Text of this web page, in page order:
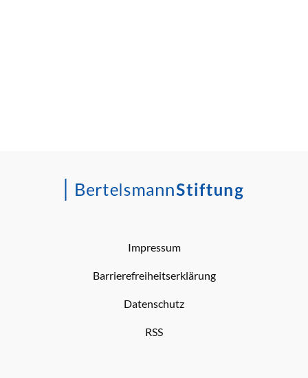
Impressum
Barrierefreiheitserklärung
Datenschutz
RSS